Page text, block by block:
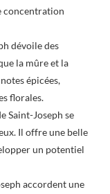
concentration
dévoile des
la mûre et la
épicées,
florales.
Saint-Joseph se
Il offre une belle
un potentiel
accordent une